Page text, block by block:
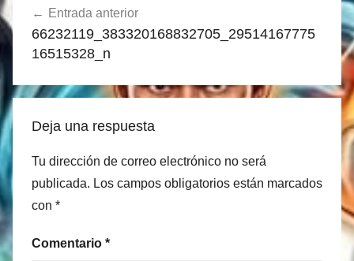
de
entradas
Entrada anterior
66232119_383320168832705_29514167775
16515328_n
Deja una respuesta
Tu dirección de correo electrónico no será
publicada. Los campos obligatorios están marcados
con *
Comentario *